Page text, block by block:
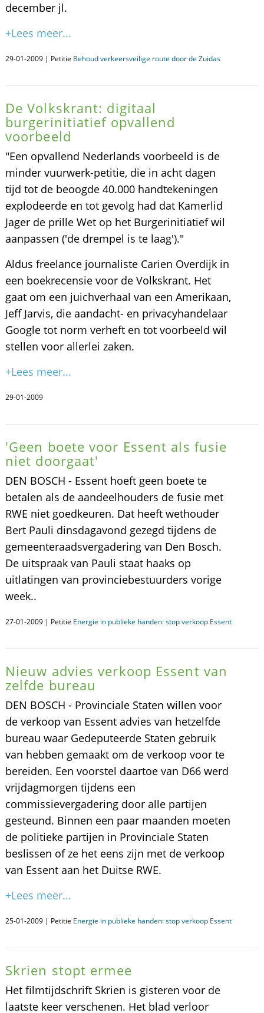
december jl.
+Lees meer...
29-01-2009 | Petitie Behoud verkeersveilige route door de Zuidas
De Volkskrant: digitaal
burgerinitiatief opvallend
voorbeeld
"Een opvallend Nederlands voorbeeld is de
minder vuurwerk-petitie, die in acht dagen
tijd tot de beoogde 40.000 handtekeningen
explodeerde en tot gevolg had dat Kamerlid
Jager de prille Wet op het Burgerinitiatief wil
aanpassen ('de drempel is te laag')."
Aldus freelance journaliste Carien Overdijk in
een boekrecensie voor de Volkskrant. Het
gaat om een juichverhaal van een Amerikaan,
Jeff Jarvis, die aandacht- en privacyhandelaar
Google tot norm verheft en tot voorbeeld wil
stellen voor allerlei zaken.
+Lees meer...
29-01-2009
'Geen boete voor Essent als fusie
niet doorgaat'
DEN BOSCH - Essent hoeft geen boete te
betalen als de aandeelhouders de fusie met
RWE niet goedkeuren. Dat heeft wethouder
Bert Pauli dinsdagavond gezegd tijdens de
gemeenteraadsvergadering van Den Bosch.
De uitspraak van Pauli staat haaks op
uitlatingen van provinciebestuurders vorige
week..
27-01-2009 | Petitie Energie in publieke handen: stop verkoop Essent
Nieuw advies verkoop Essent van
zelfde bureau
DEN BOSCH - Provinciale Staten willen voor
de verkoop van Essent advies van hetzelfde
bureau waar Gedeputeerde Staten gebruik
van hebben gemaakt om de verkoop voor te
bereiden. Een voorstel daartoe van D66 werd
vrijdagmorgen tijdens een
commissievergadering door alle partijen
gesteund. Binnen een paar maanden moeten
de politieke partijen in Provinciale Staten
beslissen of ze het eens zijn met de verkoop
van Essent aan het Duitse RWE.
+Lees meer...
25-01-2009 | Petitie Energie in publieke handen: stop verkoop Essent
Skrien stopt ermee
Het filmtijdschrift Skrien is gisteren voor de
laatste keer verschenen. Het blad verloor